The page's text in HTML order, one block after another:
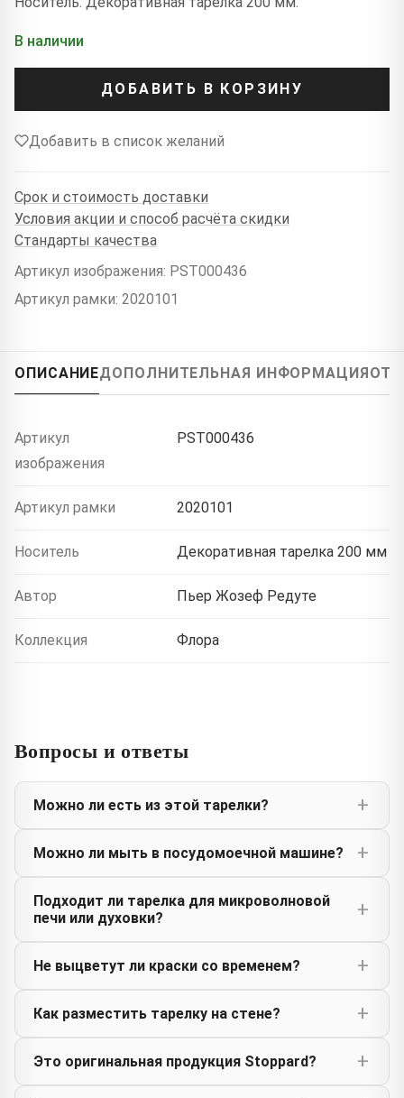
В наличии
ДОБАВИТЬ В КОРЗИНУ
Добавить в список желаний
Срок и стоимость доставки
Условия акции и способ расчёта скидки
Стандарты качества
Артикул изображения: PST000436
Артикул рамки: 2020101
ОПИСАНИЕДОПОЛНИТЕЛЬНАЯ ИНФОРМАЦИЯ
Артикул
изображения
PST000436
Артикул рамки 2020101
Носитель Декоративная тарелка 200 мм
Автор Пьер Жозеф Редуте
Коллекция Флора
Вопросы и ответы
Можно ли есть из этой тарелки?
Можно ли мыть в посудомоечной машине?
Подходит ли тарелка для микроволновой
печи или духовки?
Не выцветут ли краски со временем?
Как разместить тарелку на стене?
Это оригинальная продукция Stoppard?